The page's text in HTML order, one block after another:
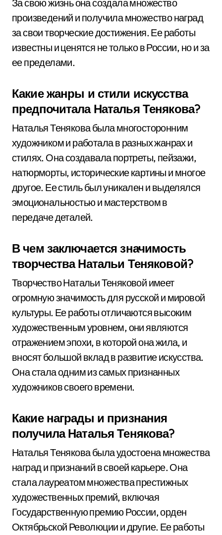
За свою жизнь она создала множество
произведений и получила множество наград
за свои творческие достижения. Ее работы
известны и ценятся не только в России, но и за
ее пределами.
Какие жанры и стили искусства
предпочитала Наталья Тенякова?
Наталья Тенякова была многосторонним
художником и работала в разных жанрах и
стилях. Она создавала портреты, пейзажи,
натюрморты, исторические картины и многое
другое. Ее стиль был уникален и выделялся
эмоциональностью и мастерством в
передаче деталей.
В чем заключается значимость
творчества Натальи Теняковой?
Творчество Натальи Теняковой имеет
огромную значимость для русской и мировой
культуры. Ее работы отличаются высоким
художественным уровнем, они являются
отражением эпохи, в которой она жила, и
вносят большой вклад в развитие искусства.
Она стала одним из самых признанных
художников своего времени.
Какие награды и признания
получила Наталья Тенякова?
Наталья Тенякова была удостоена множества
наград и признаний в своей карьере. Она
стала лауреатом множества престижных
художественных премий, включая
Государственную премию России, орден
Октябрьской Революции и другие. Ее работы